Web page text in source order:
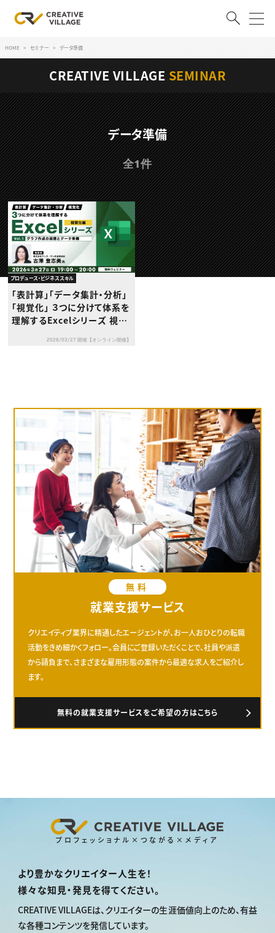
ログイン 会員登録
RECRUIT
クリエイター求人を探す
CREATIVE JOB求人検索
特集求人
採用説明会
転職支援サービス
CONTENTS
スキルアップしたい！
スキルアップしたい！ トップ
デザイン
プログラミング
動画配信・映像制作
編集・ライティング
マーケティング
ディレクション
業界解説・キャリア事情
お役立ち基礎知識
TOP Creator’s コラム
TOP Creator’s コラム トップ
Webクリエイター
アプリクリエイター
ゲームクリエイター
映像クリエイター
マーケッター
クリエイターインタビュー
セミナー
ニュース・トレンド
ニュース・トレンド トップ
プロフェッショナル×つながる×メディア
HOME セミナー データ準備
CREATIVE VILLAGE SEMINAR
データ準備
全1件
プロデュース・ビジネススキル
「表計算」「データ集計・分析」
「視覚化」 ３つに分けて体系を
理解するExcelシリーズ 視覚
礎とデータ準備】
2026/03/27 開催【オンライン開催】
無料
就業支援サービス
クリエイティブ業界に精通したエージェントが、お一人おひとりの転職
活動をきめ細かくフォロー。会員にご登録いただくことで、社員や派遣
から請負まで、さまざまな雇用形態の案件から最適な求人をご紹介し
ます。
無料の就業支援サービスをご希望の方はこちら
プロフェッショナル×つながる×メディア
より豊かなクリエイター人生を！
様々な知見・発見を得てください。
CREATIVE VILLAGEは、クリエイターの生涯価値向上のため、有益
な各種コンテンツを発信しています。